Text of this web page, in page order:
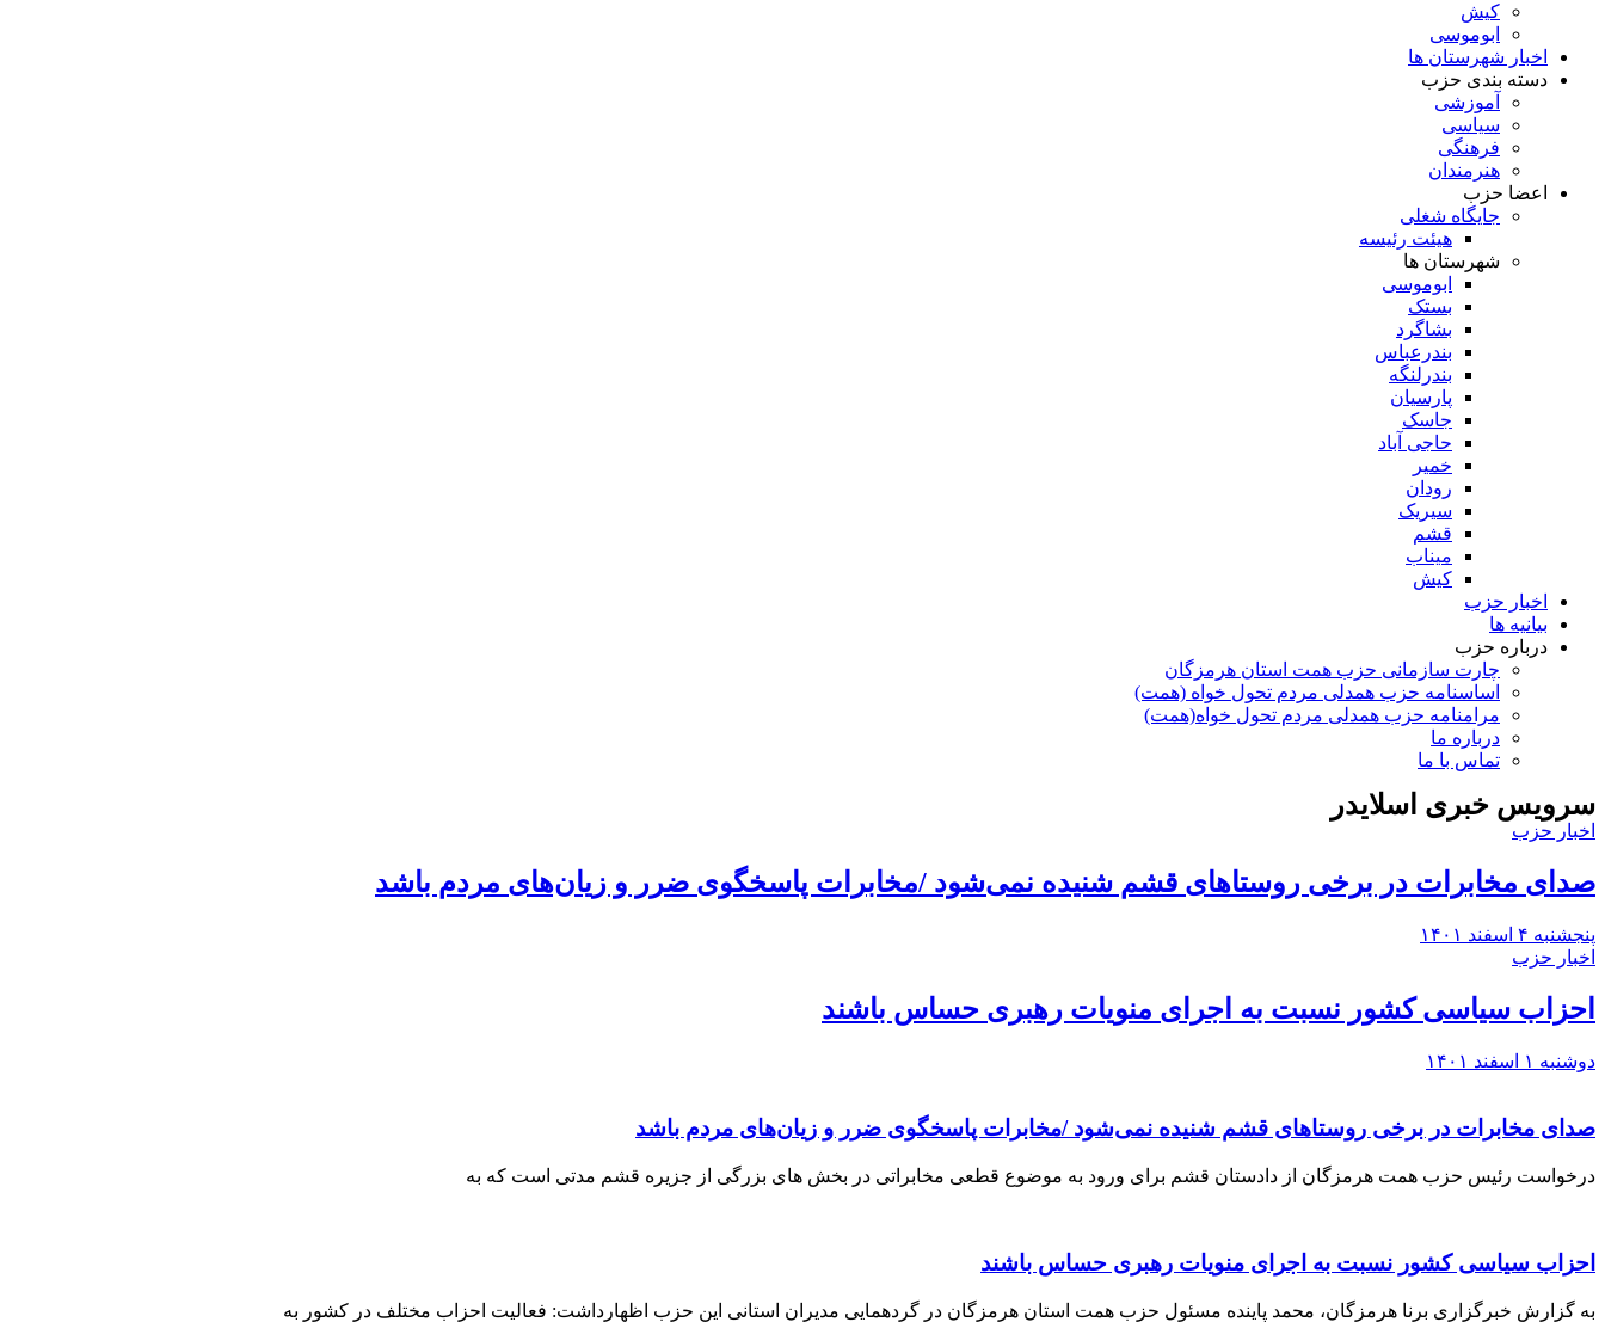
کیش
ابوموسی
اخبار شهرستان ها
دسته بندی حزب
آموزشی
سیاسی
فرهنگی
هنرمندان
اعضا حزب
جایگاه شغلی
هیئت رئیسه
شهرستان ها
ابوموسی
بستک
بشاگرد
بندرعباس
بندرلنگه
پارسیان
جاسک
حاجی آباد
خمیر
رودان
سیریک
قشم
میناب
کیش
اخبار حزب
بیانیه ها
درباره حزب
چارت سازمانی حزب همت استان هرمزگان
اساسنامه حزب همدلی مردم تحول خواه (همت)
مرامنامه حزب همدلی مردم تحول خواه(همت)
درباره ما
تماس با ما
سرویس خبری اسلایدر
اخبار حزب
صدای مخابرات در برخی روستاهای قشم شنیده نمی‌شود /مخابرات پاسخگوی ضرر و زیان‌های مردم باشد
پنجشنبه ۴ اسفند ۱۴۰۱
اخبار حزب
احزاب سیاسی کشور نسبت به اجرای منویات رهبری حساس باشند
دوشنبه ۱ اسفند ۱۴۰۱
صدای مخابرات در برخی روستاهای قشم شنیده نمی‌شود /مخابرات پاسخگوی ضرر و زیان‌های مردم باشد
درخواست رئیس حزب همت هرمزگان از دادستان قشم برای ورود به موضوع قطعی مخابراتی در بخش های بزرگی از جزیره قشم مدتی است که به
احزاب سیاسی کشور نسبت به اجرای منویات رهبری حساس باشند
به گزارش خبرگزاری برنا هرمزگان، محمد پاینده مسئول حزب همت استان هرمزگان در گردهمایی مدیران استانی این حزب اظهارداشت: فعالیت احزاب مختلف در کشور به